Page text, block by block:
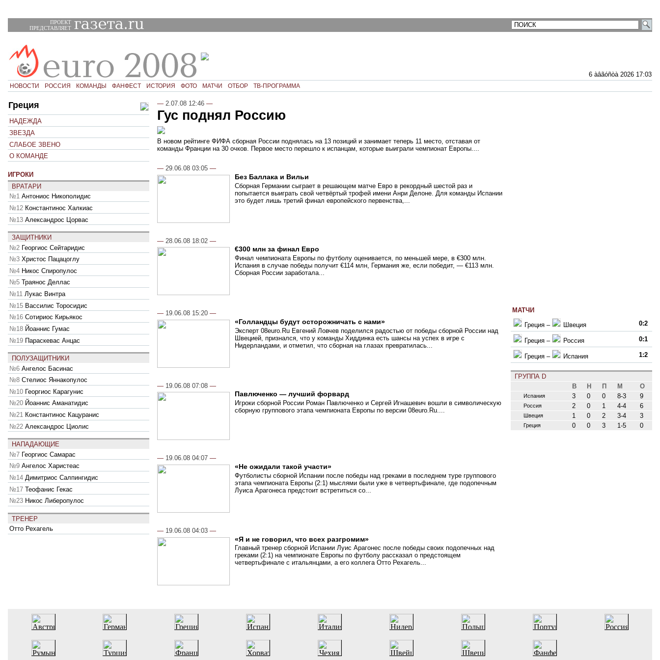
ПРОЕКТ
ПРЕДСТАВЛЯЕТ
6 àâãóñòà 2026 17:03
НОВОСТИ РОССИЯ КОМАНДЫ ФАНФЕСТ ИСТОРИЯ ФОТО МАТЧИ ОТБОР ТВ-ПРОГРАММА
Греция
НАДЕЖДА
ЗВЕЗДА
СЛАБОЕ ЗВЕНО
О КОМАНДЕ
ИГРОКИ
ВРАТАРИ
№1 Антониос Никополидис
№12 Константинос Халкиас
№13 Александрос Цорвас
ЗАЩИТНИКИ
№2 Георгиос Сейтаридис
№3 Христос Пацацоглу
№4 Никос Спиропулос
№5 Траянос Деллас
№11 Лукас Винтра
№15 Вассилис Торосидис
№16 Сотириос Кирьякос
№18 Йоаннис Гумас
№19 Параскевас Анцас
ПОЛУЗАЩИТНИКИ
№6 Ангелос Басинас
№8 Стелиос Яннакопулос
№10 Георгиос Карагунис
№20 Йоаннис Аманатидис
№21 Константинос Кацуранис
№22 Александрос Циолис
НАПАДАЮЩИЕ
№7 Георгиос Самарас
№9 Ангелос Харистеас
№14 Димитриос Салпингидис
№17 Теофанис Гекас
№23 Никос Либеропулос
ТРЕНЕР
Отто Рехагель
— 2.07.08 12:46 —
Гус поднял Россию
В новом рейтинге ФИФА сборная России поднялась на 13 позиций и занимает теперь 11 место, отставая от
команды Франции на 30 очков. Первое место перешло к испанцам, которые выиграли чемпионат Европы....
— 29.06.08 03:05 —
Без Баллака и Вильи
Сборная Германии сыграет в решающем матче Евро в рекордный шестой раз и
попытается выиграть свой четвёртый трофей имени Анри Делоне. Для команды Испании
это будет лишь третий финал европейского первенства,...
— 28.06.08 18:02 —
€300 млн за финал Евро
Финал чемпионата Европы по футболу оценивается, по меньшей мере, в €300 млн.
Испания в случае победы получит €114 млн, Германия же, если победит, — €113 млн.
Сборная России заработала...
— 19.06.08 15:20 —
«Голландцы будут осторожничать с нами»
Эксперт 08euro.Ru Евгений Ловчев поделился радостью от победы сборной России над
Швецией, признался, что у команды Хиддинка есть шансы на успех в игре с
Нидерландами, и отметил, что сборная на глазах превратилась...
— 19.06.08 07:08 —
Павлюченко — лучший форвард
Игроки сборной России Роман Павлюченко и Сергей Игнашевич вошли в символическую
сборную группового этапа чемпионата Европы по версии 08euro.Ru....
— 19.06.08 04:07 —
«Не ожидали такой участи»
Футболисты сборной Испании после победы над греками в последнем туре группового
этапа чемпионата Европы (2:1) мыслями были уже в четвертьфинале, где подопечным
Луиса Арагонеса предстоит встретиться со...
— 19.06.08 04:03 —
«Я и не говорил, что всех разгромим»
Главный тренер сборной Испании Луис Арагонес после победы своих подопечных над
греками (2:1) на чемпионате Европы по футболу рассказал о предстоящем
четвертьфинале с итальянцами, а его коллега Отто Рехагель...
МАТЧИ
Греция – Швеция 0:2
Греция – Россия 0:1
Греция – Испания 1:2
ГРУППА D
В
Н П М О
Испания 3 0 0 8-3 9
Россия 2 0 1 4-4 6
Швеция 1 0 2 3-4 3
Греция 0 0 3 1-5 0